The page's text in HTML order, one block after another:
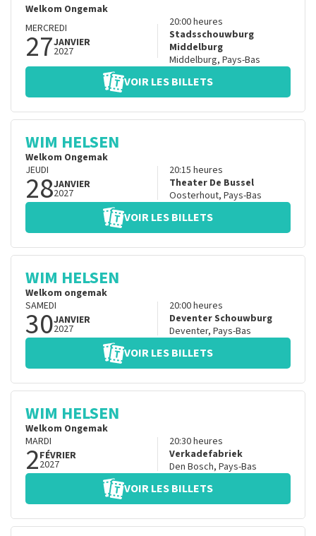
Welkom Ongemak
MERCREDI
27JANVIER
2027
20:00heures
Stadsschouwburg
Middelburg
Middelburg, Pays-Bas
VOIR LES BILLETS
WIM HELSEN
Welkom Ongemak
JEUDI
28JANVIER
2027
20:15 heures
Theater De Bussel
Oosterhout, Pays-Bas
VOIR LES BILLETS
WIM HELSEN
Welkom ongemak
SAMEDI
30JANVIER
2027
20:00heures
Deventer Schouwburg
Deventer, Pays-Bas
VOIR LES BILLETS
WIM HELSEN
Welkom Ongemak
MARDI
2FÉVRIER
2027
20:30heures
Verkadefabriek
Den Bosch, Pays-Bas
VOIR LES BILLETS